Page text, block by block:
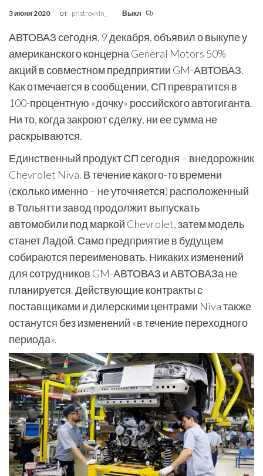
3 июня 2020 от pristroykin_ Выкл
АВТОВАЗ сегодня, 9 декабря, объявил о выкупе у
американского концерна General Motors 50%
акций в совместном предприятии GM-АВТОВАЗ.
Как отмечается в сообщении, СП превратится в
100-процентную «дочку» российского автогиганта.
Ни то, когда закроют сделку, ни ее сумма не
раскрываются.
Единственный продукт СП сегодня – внедорожник
Chevrolet Niva. В течение какого-то времени
(сколько именно – не уточняется) расположенный
в Тольятти завод продолжит выпускать
автомобили под маркой Chevrolet, затем модель
станет Ладой. Само предприятие в будущем
собираются переименовать. Никаких изменений
для сотрудников GM-АВТОВАЗ и АВТОВАЗа не
планируется. Действующие контракты с
поставщиками и дилерскими центрами Niva также
останутся без изменений «в течение переходного
периода».